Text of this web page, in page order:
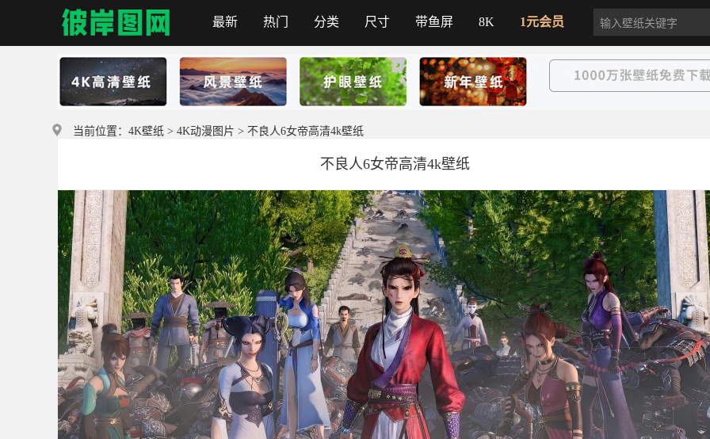
彼岸图网
最新 热门 分类 尺寸 带鱼屏 8K 1元会员
当前位置： 4K壁纸 > 4K动漫图片 > 不良人6女帝高清4k壁纸
不良人6女帝高清4k壁纸